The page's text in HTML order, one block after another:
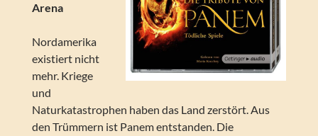
Arena
Nordamerika
existiert nicht
mehr. Kriege
und
Naturkatastrophen haben das Land zerstört. Aus
den Trümmern ist Panem entstanden. Die